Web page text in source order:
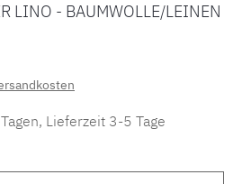
LINO - BAUMWOLLE/LEINEN
Lieferzeit 3-5 Tage